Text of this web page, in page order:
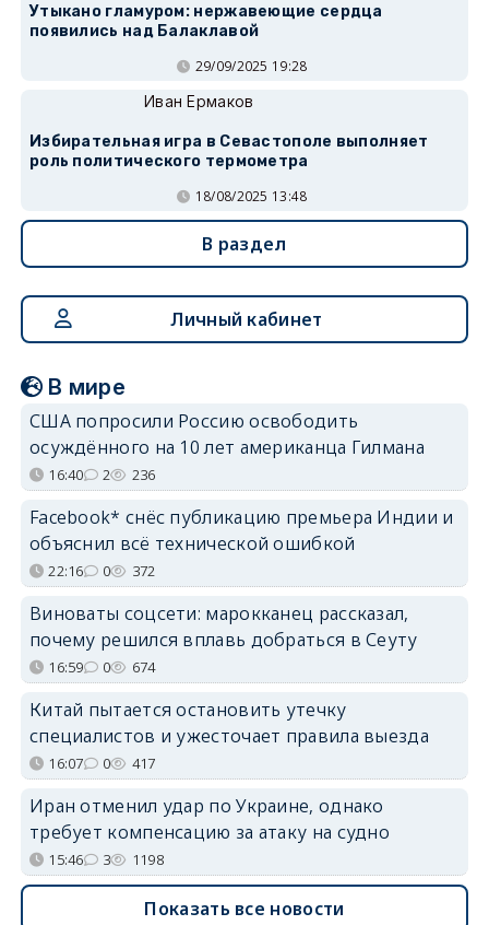
Утыкано гламуром: нержавеющие сердца
появились над Балаклавой
29/09/2025 19:28
Иван Ермаков
Избирательная игра в Севастополе выполняет
роль политического термометра
18/08/2025 13:48
В раздел
Личный кабинет
В мире
США попросили Россию освободить
осуждённого на 10 лет американца Гилмана
16:40 2 236
Facebook* снёс публикацию премьера Индии и
объяснил всё технической ошибкой
22:16 0 372
Виноваты соцсети: марокканец рассказал,
почему решился вплавь добраться в Сеуту
16:59 0 674
Китай пытается остановить утечку
специалистов и ужесточает правила выезда
16:07 0 417
Иран отменил удар по Украине, однако
требует компенсацию за атаку на судно
15:46 3 1198
Показать все новости